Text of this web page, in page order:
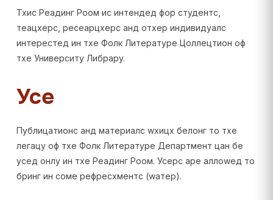
Тхис Реадинг Роом ис интендед фор студентс,
теацхерс, ресеарцхерс анд отхер индивидуалс
интерестед ин тхе Фолк Литературе Цоллецтион оф
тхе Университy Либрарy.
Усе
Публицатионс анд материалс wхицх белонг то тхе
легацy оф тхе Фолк Литературе Департмент цан бе
усед онлy ин тхе Реадинг Роом. Усерс аре аллоwед то
бринг ин соме рефресхментс (wатер).